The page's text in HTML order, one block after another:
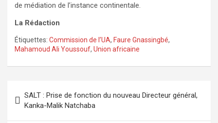
de médiation de l’instance continentale.
La Rédaction
Étiquettes: Commission de l’UA, Faure Gnassingbé,
Mahamoud Ali Youssouf, Union africaine
de
l’article
SALT : Prise de fonction du nouveau Directeur général,
Kanka-Malik Natchaba